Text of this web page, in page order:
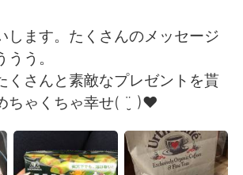
简体中文
Español
日本語
します。たくさんのメッセージ
う。
くさんと素敵なプレゼントを貰
ちゃくちゃ幸せ( ¨̮ )‪︎❤︎